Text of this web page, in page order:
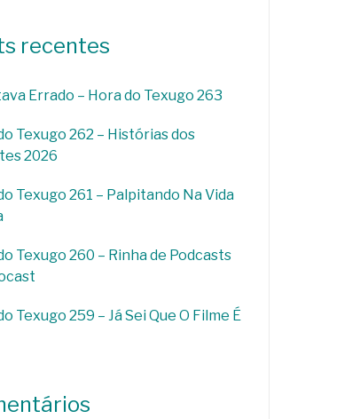
recentes
Errado – Hora do Texugo 263
Texugo 262 – Histórias dos
2026
Texugo 261 – Palpitando Na Vida
Texugo 260 – Rinha de Podcasts
Texugo 259 – Já Sei Que O Filme É